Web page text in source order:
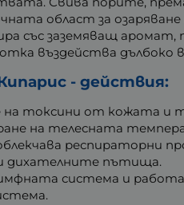
област за
със заземяващ
въздейства дълбоко
- действия:
на токсини от кожата и
на телесната
респираторни
дихателните пътища.
система и